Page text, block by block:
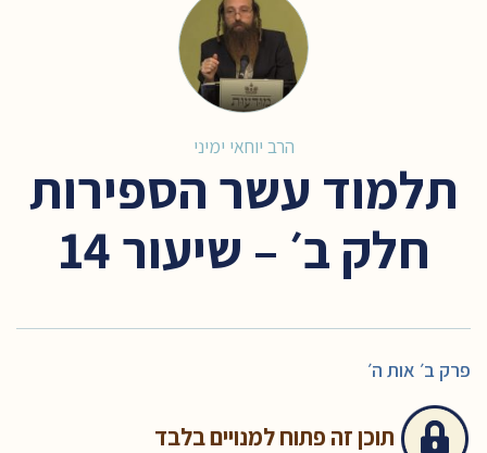
הרב יוחאי ימיני
תלמוד עשר הספירות
חלק ב׳ – שיעור 14
פרק ב׳ אות ה׳
תוכן זה פתוח למנויים בלבד